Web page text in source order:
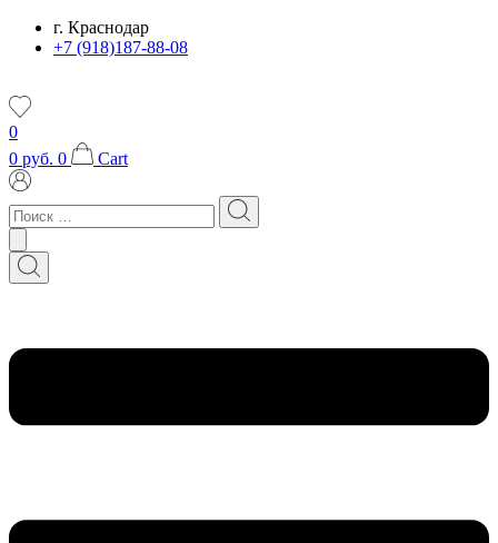
Перейтиг. Краснодар
+7 (918)187-88-08
0
0 руб. 0 Cart